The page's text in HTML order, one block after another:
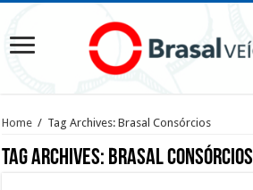
Home / Tag Archives: Brasal Consórcios
Tag Archives: Brasal Consórcios